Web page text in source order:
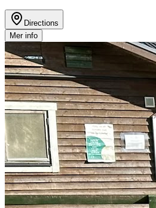
Directions
Mer info